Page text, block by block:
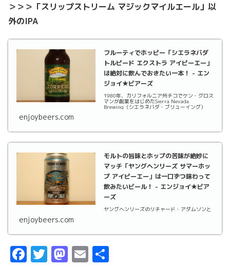
＞＞＞「スリップストリーム マジックマイルエール」以
外のIPA
フルーティでホッピー「シエラネバダ
トルピード エクストラ アイピーエー」
は絶対に飲んでおきたい一本！ - エン
ジョイ★ビアーズ
1980年、カリフォルニア州チコでケン・グロス
マンが創業をはじめたSierra Nevada
Brewing（シエラネバダ・ブリューイング）
enjoybeers.com
モルトの旨味とホップの苦味が絶妙に
マッチ「ヤングヘンリーズ サマーホッ
プ アイピーエー」は一口ずつ味わって
飲みたいビール！ - エンジョイ★ビア
ーズ
ヤングヘンリーズのリチャード・アダムソンと
オスカー・マクマホン。
enjoybeers.com
F T M E